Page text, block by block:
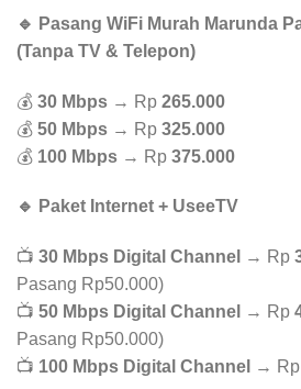
🔹 Pasang WiFi Murah Marunda
(Tanpa TV & Telepon)
💰 30 Mbps → Rp 265.000
💰 50 Mbps → Rp 325.000
💰 100 Mbps → Rp 375.000
🔹 Paket Internet + UseeTV
📺 30 Mbps Digital Channel → Rp
Pasang Rp50.000)
📺 50 Mbps Digital Channel → Rp
Pasang Rp50.000)
📺 100 Mbps Digital Channel → Rp